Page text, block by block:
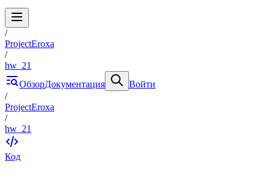
/
ProjectEroxa
/
hw_21
ОбзорДокументация
Войти
/
ProjectEroxa
/
hw_21
Код